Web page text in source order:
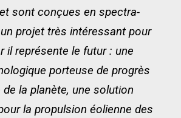
sont conçues en spectra-
projet très intéressant pour
il représente le futur : une
porteuse de progrès
la planète, une solution
la propulsion éolienne des